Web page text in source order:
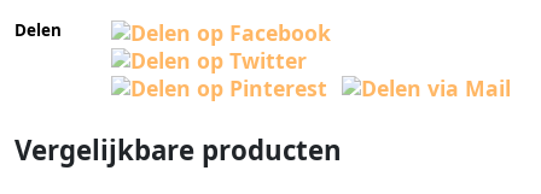
Delen
Vergelijkbare producten